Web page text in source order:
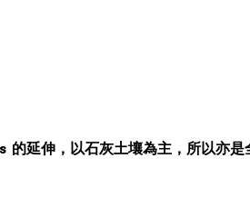
延伸，以石灰土壤為主，所以亦